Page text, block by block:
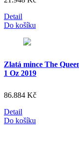
Detail
Do košíku
Zlatá mince The
1 Oz 2019
86.884 Kč
Detail
Do košíku